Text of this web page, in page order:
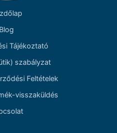
Blog
Tájékoztató
szabályzat
Feltételek
visszaküldés